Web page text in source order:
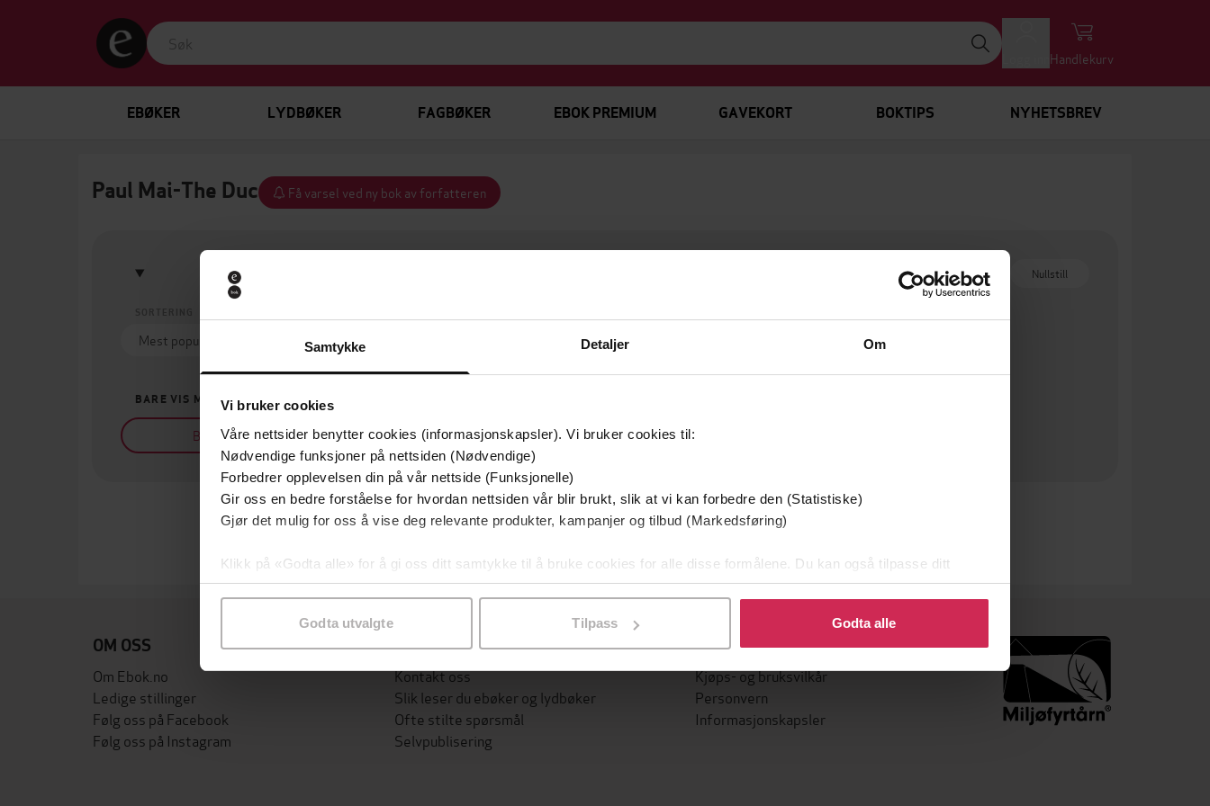
Samtykke Detaljer Om
Vi bruker cookies
Våre nettsider benytter cookies (informasjonskapsler). Vi bruker cookies til:
Nødvendige funksjoner på nettsiden (Nødvendige)
Forbedrer opplevelsen din på vår nettside (Funksjonelle)
Gir oss en bedre forståelse for hvordan nettsiden vår blir brukt, slik at vi kan forbedre den (Statistiske)
Gjør det mulig for oss å vise deg relevante produkter, kampanjer og tilbud (Markedsføring)
Klikk på «Godta alle» for å gi oss ditt samtykke til å bruke cookies for alle disse formålene. Du kan også tilpasse ditt
samtykke til spesifikke formål ved å klikke på «Tilpass». Du kan når som helst trekke tilbake eller endre ditt samtykke.
Godta utvalgte Tilpass Godta alle
Handlekurv
EBØKER LYDBØKER FAGBØKER EBOK PREMIUM GAVEKORT BOKTIPS NYHETSBREV
Paul Mai-The Duc Få varsel ved ny bok av forfatteren
Nullstill
BARE VIS MEG
Bøker på tilbud Bøker i Premium Kan sendes til Kindle og PocketBook
Beklager! Vi kunne ikke finne det du søkte etter.
OM OSS
Om Ebok.no
Ledige stillinger
Følg oss på Facebook
Følg oss på Instagram
KUNDESERVICE
Kontakt oss
Slik leser du ebøker og lydbøker
Ofte stilte spørsmål
Selvpublisering
BETINGELSER
Kjøps- og bruksvilkår
Personvern
Informasjonskapsler